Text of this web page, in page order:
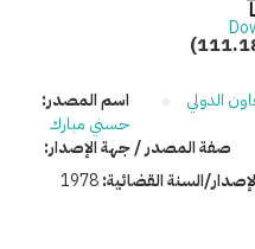
الدولي
السنة القضائية:1978
اسم المصدر:
حسني مبارك
صفة المصدر / جهة الإصدار: